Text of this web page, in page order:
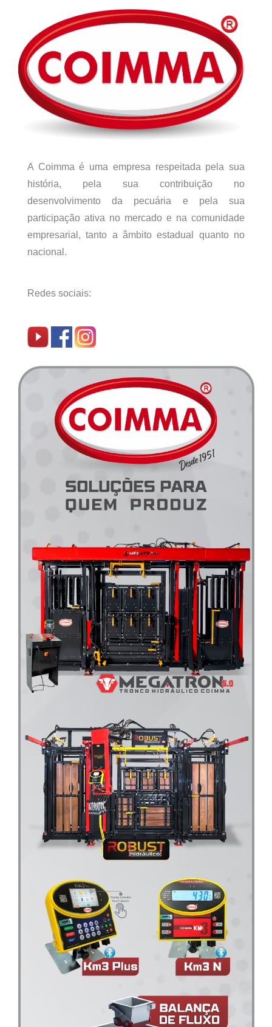
A Coimma é uma empresa respeitada pela sua
história, pela sua contribuição no
desenvolvimento da pecuária e pela sua
participação ativa no mercado e na comunidade
empresarial, tanto a âmbito estadual quanto no
nacional.
Redes sociais: